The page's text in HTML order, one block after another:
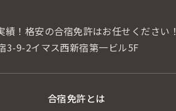
！ 格安の合宿免許はお任せください！
3-9-2イマス西新宿第一ビル5F
合宿免許とは